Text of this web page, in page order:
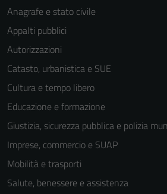
Anagrafe e stato civile
Appalti pubblici
Autorizzazioni
Catasto, urbanistica e SUE
Cultura e tempo libero
Educazione e formazione
Giustizia, sicurezza pubblica e polizia
Imprese, commercio e SUAP
Mobilità e trasporti
Salute, benessere e assistenza